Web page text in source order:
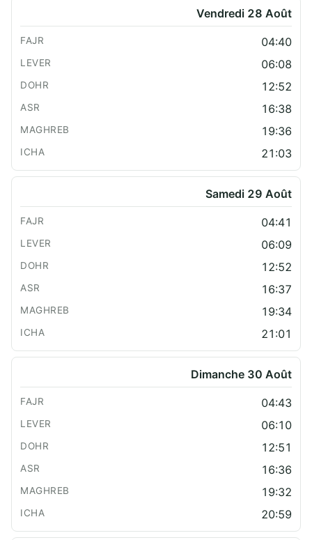
Vendredi 28 Août
04:40
06:08
12:52
16:38
19:36
21:03
Samedi 29 Août
04:41
06:09
12:52
16:37
19:34
21:01
Dimanche 30 Août
04:43
06:10
12:51
16:36
19:32
20:59